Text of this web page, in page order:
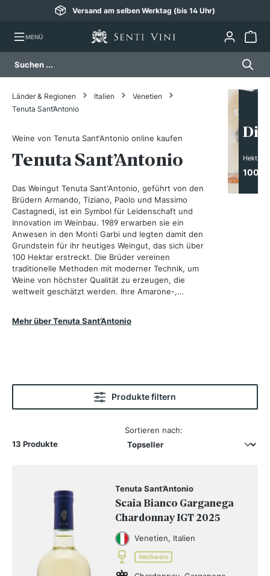
Versand am selben Werktag (bis 14 Uhr)
MENÜ
Länder & Regionen Italien
Venetien
Tenuta Sant’Antonio
Weine von Tenuta Sant‘Antonio online kaufen
Tenuta Sant’Antonio
Das Weingut Tenuta Sant'Antonio, geführt von den
Brüdern Armando, Tiziano, Paolo und Massimo
Castagnedi, ist ein Symbol für Leidenschaft und
Innovation im Weinbau. 1989 erwarben sie ein
Anwesen in den Monti Garbi und legten damit den
Grundstein für ihr heutiges Weingut, das sich über
100 Hektar erstreckt. Die Brüder vereinen
traditionelle Methoden mit moderner Technik, um
Weine von höchster Qualität zu erzeugen, die
weltweit geschätzt werden. Ihre Amarone-,
Hingabe der Familie.
Mehr über Tenuta Sant’Antonio
Hektar
100
Produkte filtern
13 Produkte
Sortieren nach:
Tenuta Sant’Antonio
Scaia Bianco Garganega
Chardonnay IGT 2025
Venetien, Italien
Weißwein